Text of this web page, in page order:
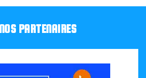
NOS PARTENAIRES